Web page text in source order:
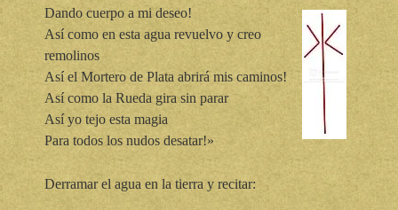
Dando cuerpo a mi deseo!
Así como en esta agua revuelvo y creo
remolinos
Así el Mortero de Plata abrirá mis caminos!
Así como la Rueda gira sin parar
Así yo tejo esta magia
Para todos los nudos desatar!»
Derramar el agua en la tierra y recitar: